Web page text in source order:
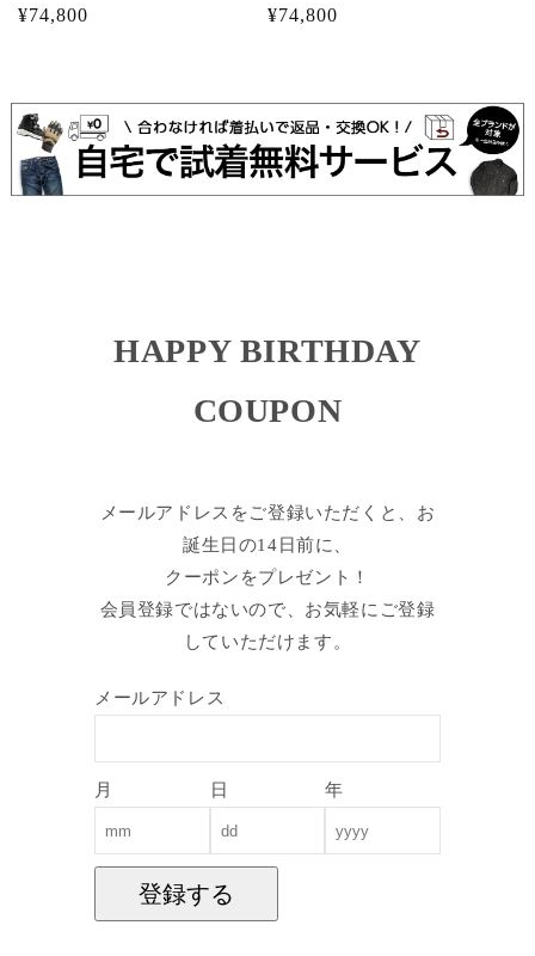
売
通
格
¥74,800
売
通
格
¥74,800
HAPPY BIRTHDAY
COUPON
メールアドレスをご登録いただくと、お
誕生日の14日前に、
クーポンをプレゼント！
会員登録ではないので、お気軽にご登録
していただけます。
メールアドレス
月 日 年
登録する